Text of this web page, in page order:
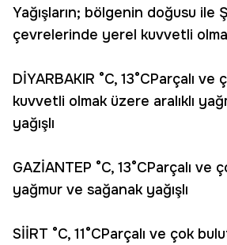
Yağışların; bölgenin doğusu ile
çevrelerinde yerel kuvvetli
DİYARBAKIR °C, 13°CParçalı
kuvvetli olmak üzere aralıklı
yağışlı
GAZİANTEP °C, 13°CParçalı ve
yağmur ve sağanak yağışlı
SİİRT °C, 11°CParçalı ve çok